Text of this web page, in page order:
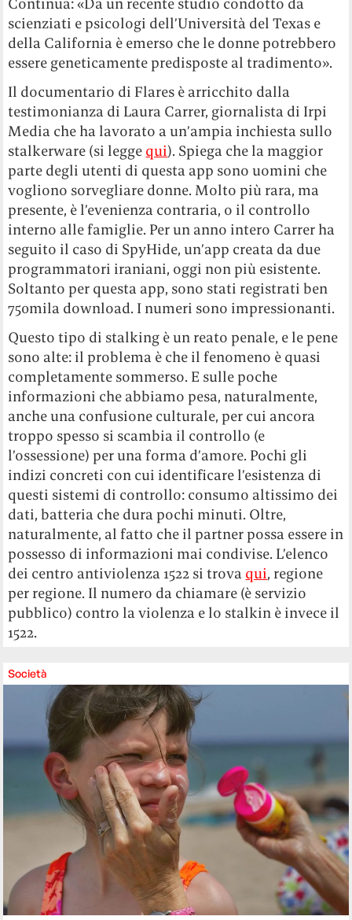
Continua: «Da un recente studio condotto da
scienziati e psicologi dell’Università del Texas e
della California è emerso che le donne potrebbero
essere geneticamente predisposte al tradimento».
Il documentario di Flares è arricchito dalla
testimonianza di Laura Carrer, giornalista di Irpi
Media che ha lavorato a un’ampia inchiesta sullo
stalkerware (si legge qui). Spiega che la maggior
parte degli utenti di questa app sono uomini che
vogliono sorvegliare donne. Molto più rara, ma
presente, è l’evenienza contraria, o il controllo
interno alle famiglie. Per un anno intero Carrer ha
seguito il caso di SpyHide, un’app creata da due
programmatori iraniani, oggi non più esistente.
Soltanto per questa app, sono stati registrati ben
750mila download. I numeri sono impressionanti.
Questo tipo di stalking è un reato penale, e le pene
sono alte: il problema è che il fenomeno è quasi
completamente sommerso. E sulle poche
informazioni che abbiamo pesa, naturalmente,
anche una confusione culturale, per cui ancora
troppo spesso si scambia il controllo (e
l’ossessione) per una forma d’amore. Pochi gli
indizi concreti con cui identificare l’esistenza di
questi sistemi di controllo: consumo altissimo dei
dati, batteria che dura pochi minuti. Oltre,
naturalmente, al fatto che il partner possa essere in
possesso di informazioni mai condivise. L’elenco
dei centro antiviolenza 1522 si trova qui, regione
per regione. Il numero da chiamare (è servizio
pubblico) contro la violenza e lo stalkin è invece il
1522.
Società